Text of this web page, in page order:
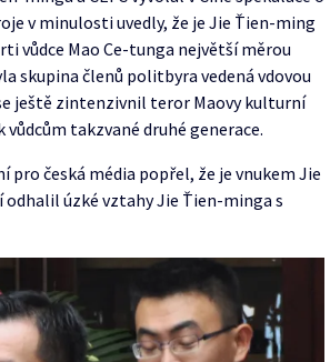
v minulosti uvedly, že je Jie Ťien-ming
vůdce Mao Ce-tunga největší měrou
skupina členů politbyra vedená vdovou
ještě zintenzivnil teror Maovy kulturní
takzvané druhé generace.
česká média popřel, že je vnukem Jie
úzké vztahy Jie Ťien-minga s